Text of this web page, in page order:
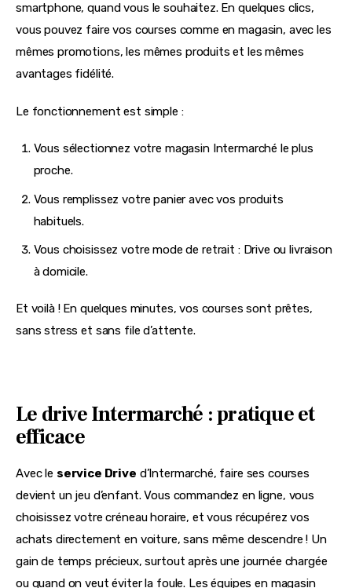
smartphone, quand vous le souhaitez. En quelques clics,
vous pouvez faire vos courses comme en magasin, avec les
mêmes promotions, les mêmes produits et les mêmes
avantages fidélité.
Le fonctionnement est simple :
Vous sélectionnez votre magasin Intermarché le plus
proche.
Vous remplissez votre panier avec vos produits
habituels.
Vous choisissez votre mode de retrait : Drive ou livraison
à domicile.
Et voilà ! En quelques minutes, vos courses sont prêtes,
sans stress et sans file d’attente.
Le drive Intermarché : pratique et
efficace
Avec le service Drive d’Intermarché, faire ses courses
devient un jeu d’enfant. Vous commandez en ligne, vous
choisissez votre créneau horaire, et vous récupérez vos
achats directement en voiture, sans même descendre ! Un
gain de temps précieux, surtout après une journée chargée
ou quand on veut éviter la foule. Les équipes en magasin